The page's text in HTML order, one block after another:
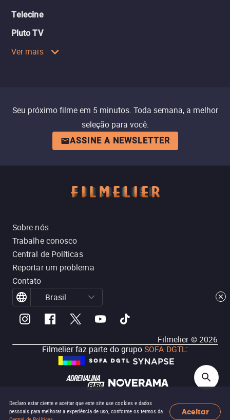
Declaro estar ciente e aceitar que este site use cookies e dados
pessoais para melhorar a experiência de uso, conforme os termos da
Aceitar
Telecine
Pluto TV
Ver mais
Seu próximo filme em 5 minutos. Toda semana, a melhor
seleção para você.
ASSINE A NEWSLETTER
Sobre nós
Trabalhe conosco
Central de Políticas
Reportar um problema
Contato
Brasil
Filmelier ©2026
Filmelier faz parte do grupoSOFA DGTL: